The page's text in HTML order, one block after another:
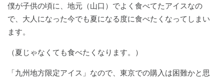
僕が子供の頃に、地元（山口）でよく食べてたアイスなの
で、大人になった今でも夏になる度に食べたくなってしまい
ます。
（夏じゃなくても食べたくなります。）
「九州地方限定アイス」なので、東京での購入は困難かと思